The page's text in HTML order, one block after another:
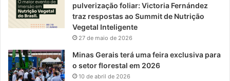
pulverização foliar: Victoria Fernández
traz respostas ao Summit de Nutrição
Vegetal Inteligente
27 de maio de 2026
Minas Gerais terá uma feira exclusiva para
o setor florestal em 2026
10 de abril de 2026